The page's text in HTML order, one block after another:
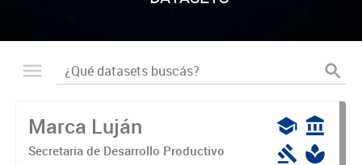
Marca Luján
Secretaria de Desarrollo Productivo